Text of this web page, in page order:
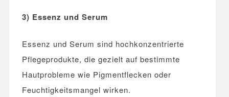
3) Essenz und Serum
Essenz und Serum sind hochkonzentrierte
Pflegeprodukte, die gezielt auf bestimmte
Hautprobleme wie Pigmentflecken oder
Feuchtigkeitsmangel wirken.